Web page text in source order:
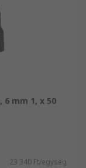
6 mm 1, x 50
23 340 Ft/egység